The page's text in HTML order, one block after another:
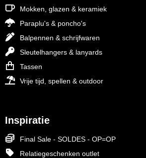
Mokken, glazen & keramiek
Paraplu's & poncho's
Balpennen & schrijfwaren
Sleutelhangers & lanyards
Tassen
Vrije tijd, spellen & outdoor
Inspiratie
Final Sale - SOLDES - OP=OP
Relatiegeschenken outlet